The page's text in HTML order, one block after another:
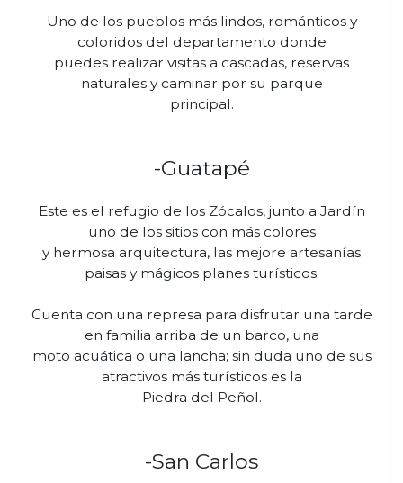
Uno de los pueblos más lindos, románticos y
coloridos del departamento donde
puedes realizar visitas a cascadas, reservas
naturales y caminar por su parque
principal.
-Guatapé
Este es el refugio de los Zócalos, junto a Jardín
uno de los sitios con más colores
y hermosa arquitectura, las mejore artesanías
paisas y mágicos planes turísticos.
Cuenta con una represa para disfrutar una tarde
en familia arriba de un barco, una
moto acuática o una lancha; sin duda uno de sus
atractivos más turísticos es la
Piedra del Peñol.
-San Carlos